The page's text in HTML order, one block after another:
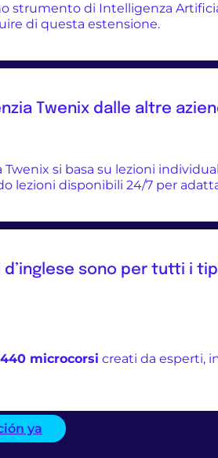
strumento di Intelligenza
di questa estensione.
Twenix dalle altre
si basa su lezioni
lezioni disponibili 24/7 per
sono per tutti i
440 microcorsi creati da esperti,
ya